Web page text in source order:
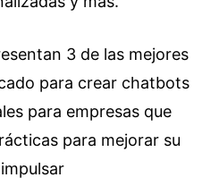
3 de las mejores
para crear chatbots
para empresas que
para mejorar su